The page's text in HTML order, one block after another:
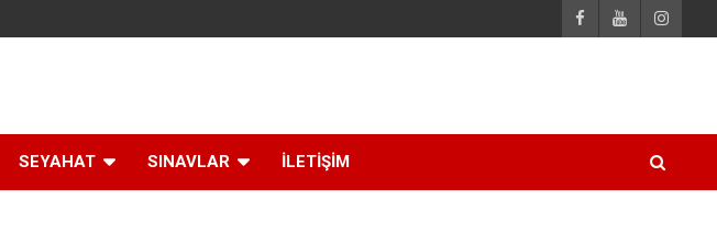
SEYAHAT SINAVLAR İLETİŞİM